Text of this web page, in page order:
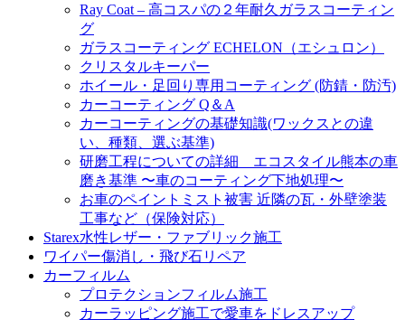
Ray Coat – 高コスパの２年耐久ガラスコーティン
グ
ガラスコーティング ECHELON（エシュロン）
クリスタルキーパー
ホイール・足回り専用コーティング (防錆・防汚)
カーコーティング Q＆A
カーコーティングの基礎知識(ワックスとの違
い、種類、選ぶ基準)
研磨工程についての詳細 エコスタイル熊本の車
磨き基準 〜車のコーティング下地処理〜
お車のペイントミスト被害 近隣の瓦・外壁塗装
工事など（保険対応）
Starex水性レザー・ファブリック施工
ワイパー傷消し・飛び石リペア
カーフィルム
プロテクションフィルム施工
カーラッピング施工で愛車をドレスアップ